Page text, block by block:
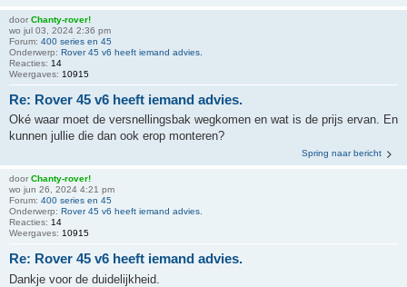
door Chanty-rover!
wo jul 03, 2024 2:36 pm
Forum: 400 series en 45
Onderwerp: Rover 45 v6 heeft iemand advies.
Reacties: 14
Weergaves: 10915
Re: Rover 45 v6 heeft iemand advies.
Oké waar moet de versnellingsbak wegkomen en wat is de prijs ervan. En
kunnen jullie die dan ook erop monteren?
Spring naar bericht
door Chanty-rover!
wo jun 26, 2024 4:21 pm
Forum: 400 series en 45
Onderwerp: Rover 45 v6 heeft iemand advies.
Reacties: 14
Weergaves: 10915
Re: Rover 45 v6 heeft iemand advies.
Dankje voor de duidelijkheid.